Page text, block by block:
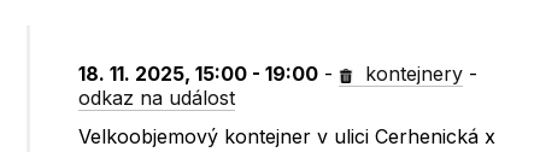
18. 11. 2025, 15:00 - 19:00 - kontejnery -
odkaz na událost
Velkoobjemový kontejner v ulici Cerhenická x